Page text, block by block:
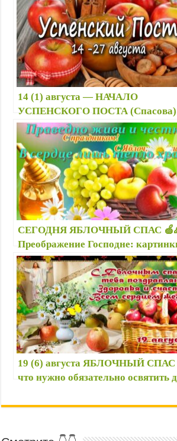
праздника
14 (1) августа — НАЧАЛО
УСПЕНСКОГО ПОСТА
что можно есть и пить в
пост, как питаться во время поста
СЕГОДНЯ ЯБЛОЧНЫЙ СПАС
Преображение Господне:
открытки гиф, красивые
с Яблочным Спасом
19 (6) августа ЯБЛОЧНЫЙ СПАС
что нужно обязательно освятить
нельзя делать?